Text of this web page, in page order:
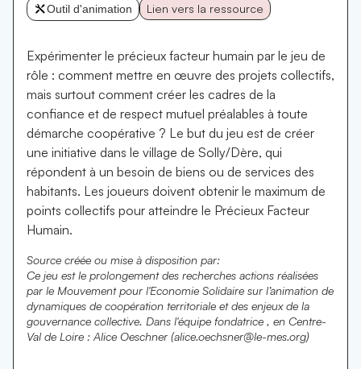
Outil d'animation Lien vers la ressource
Expérimenter le précieux facteur humain par le jeu de
rôle : comment mettre en œuvre des projets collectifs,
mais surtout comment créer les cadres de la
confiance et de respect mutuel préalables à toute
démarche coopérative ? Le but du jeu est de créer
une initiative dans le village de Solly/Dère, qui
répondent à un besoin de biens ou de services des
habitants. Les joueurs doivent obtenir le maximum de
points collectifs pour atteindre le Précieux Facteur
Humain.
Source créée ou mise à disposition par:
Ce jeu est le prolongement des recherches actions réalisées
par le Mouvement pour l'Economie Solidaire sur l’animation de
dynamiques de coopération territoriale et des enjeux de la
gouvernance collective. Dans l'équipe fondatrice , en Centre-
Val de Loire : Alice Oeschner (alice.oechsner@le-mes.org)